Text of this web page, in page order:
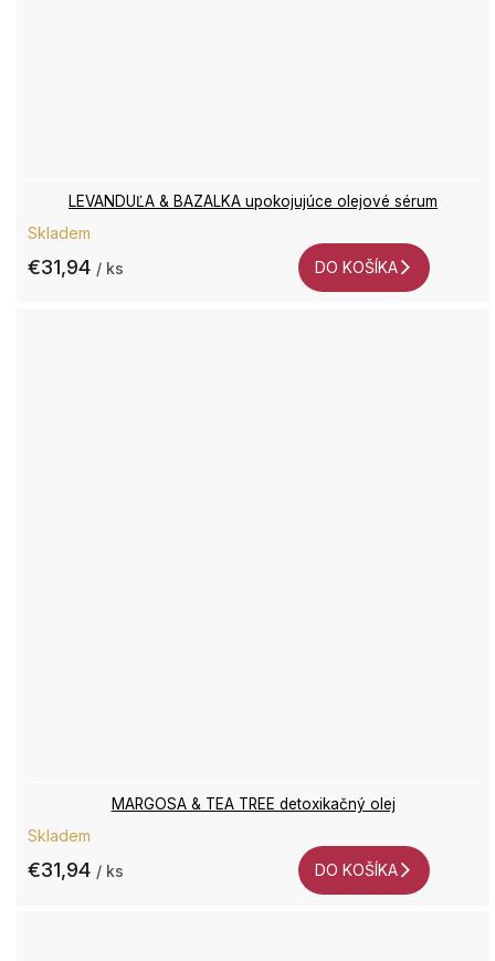
LEVANDUĽA & BAZALKA upokojujúce olejové sérum
Skladem
€31,94 / ks DO KOŠÍKA
MARGOSA & TEA TREE detoxikačný olej
Skladem
€31,94 / ks DO KOŠÍKA